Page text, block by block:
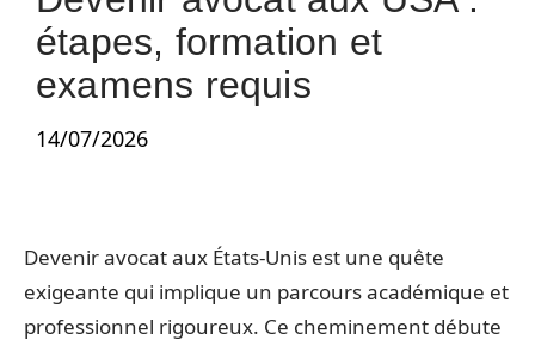
étapes, formation et
examens requis
14/07/2026
Devenir avocat aux États-Unis est une quête
exigeante qui implique un parcours académique et
professionnel rigoureux. Ce cheminement débute